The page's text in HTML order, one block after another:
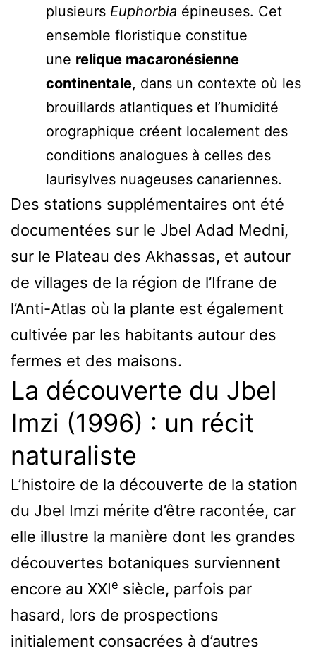
plusieurs Euphorbia épineuses. Cet
ensemble floristique constitue
une relique macaronésienne
continentale, dans un contexte où les
brouillards atlantiques et l’humidité
orographique créent localement des
conditions analogues à celles des
laurisylves nuageuses canariennes.
Des stations supplémentaires ont été
documentées sur le Jbel Adad Medni,
sur le Plateau des Akhassas, et autour
de villages de la région de l’Ifrane de
l’Anti-Atlas où la plante est également
cultivée par les habitants autour des
fermes et des maisons.
La découverte du Jbel
Imzi (1996) : un récit
naturaliste
L’histoire de la découverte de la station
du Jbel Imzi mérite d’être racontée, car
elle illustre la manière dont les grandes
découvertes botaniques surviennent
encore au XXIe siècle, parfois par
hasard, lors de prospections
initialement consacrées à d’autres